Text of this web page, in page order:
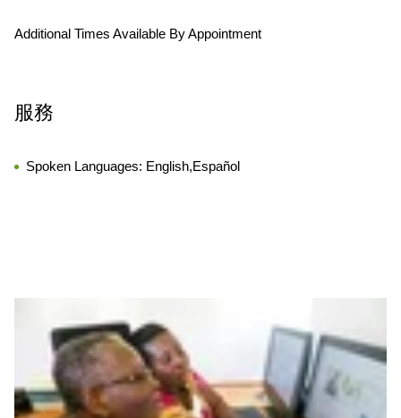
Additional Times Available By Appointment
服務
Spoken Languages: English,Español